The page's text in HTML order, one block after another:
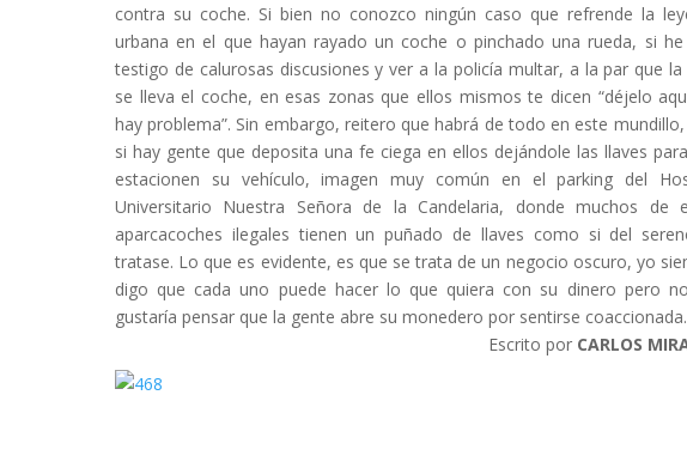
contra su coche. Si bien no conozco ningún caso que refrende la
urbana en el que hayan rayado un coche o pinchado una rueda, si
testigo de calurosas discusiones y ver a la policía multar, a la par que la
se lleva el coche, en esas zonas que ellos mismos te dicen “déjelo
hay problema”. Sin embargo, reitero que habrá de todo en este
si hay gente que deposita una fe ciega en ellos dejándole las llaves
estacionen su vehículo, imagen muy común en el parking del
Universitario Nuestra Señora de la Candelaria, donde muchos de
aparcacoches ilegales tienen un puñado de llaves como si del
tratase. Lo que es evidente, es que se trata de un negocio oscuro, yo
digo que cada uno puede hacer lo que quiera con su dinero pero
gustaría pensar que la gente abre su monedero por sentirse coaccionada.
Escrito porCARLOS